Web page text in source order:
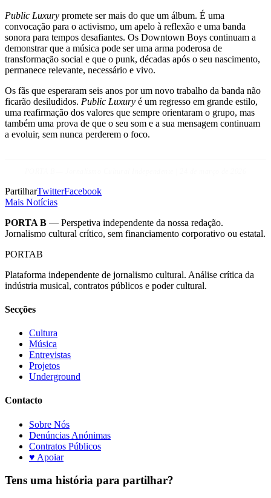
Public Luxury promete ser mais do que um álbum. É uma
convocação para o activismo, um apelo à reflexão e uma banda
sonora para tempos desafiantes. Os Downtown Boys continuam a
demonstrar que a música pode ser uma arma poderosa de
transformação social e que o punk, décadas após o seu nascimento,
permanece relevante, necessário e vivo.
Os fãs que esperaram seis anos por um novo trabalho da banda não
ficarão desiludidos. Public Luxury é um regresso em grande estilo,
uma reafirmação dos valores que sempre orientaram o grupo, mas
também uma prova de que o seu som e a sua mensagem continuam
a evoluir, sem nunca perderem o foco.
PartilharTwitterFacebook
Mais Notícias
PORTA B — Perspetiva independente da nossa redação.
Jornalismo cultural crítico, sem financiamento corporativo ou estatal.
PORTAB
Plataforma independente de jornalismo cultural. Análise crítica da
indústria musical, contratos públicos e poder cultural.
Secções
Cultura
Música
Entrevistas
Projetos
Underground
Contacto
Sobre Nós
Denúncias Anónimas
Contratos Públicos
♥ Apoiar
Tens uma história para partilhar?